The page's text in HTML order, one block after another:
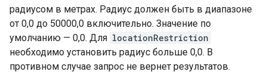
радиусом в метрах. Радиус должен быть в диапазоне
от 0,0 до 50000,0 включительно. Значение по
умолчанию — 0,0. Для locationRestriction
необходимо установить радиус больше 0,0. В
противном случае запрос не вернет результатов.